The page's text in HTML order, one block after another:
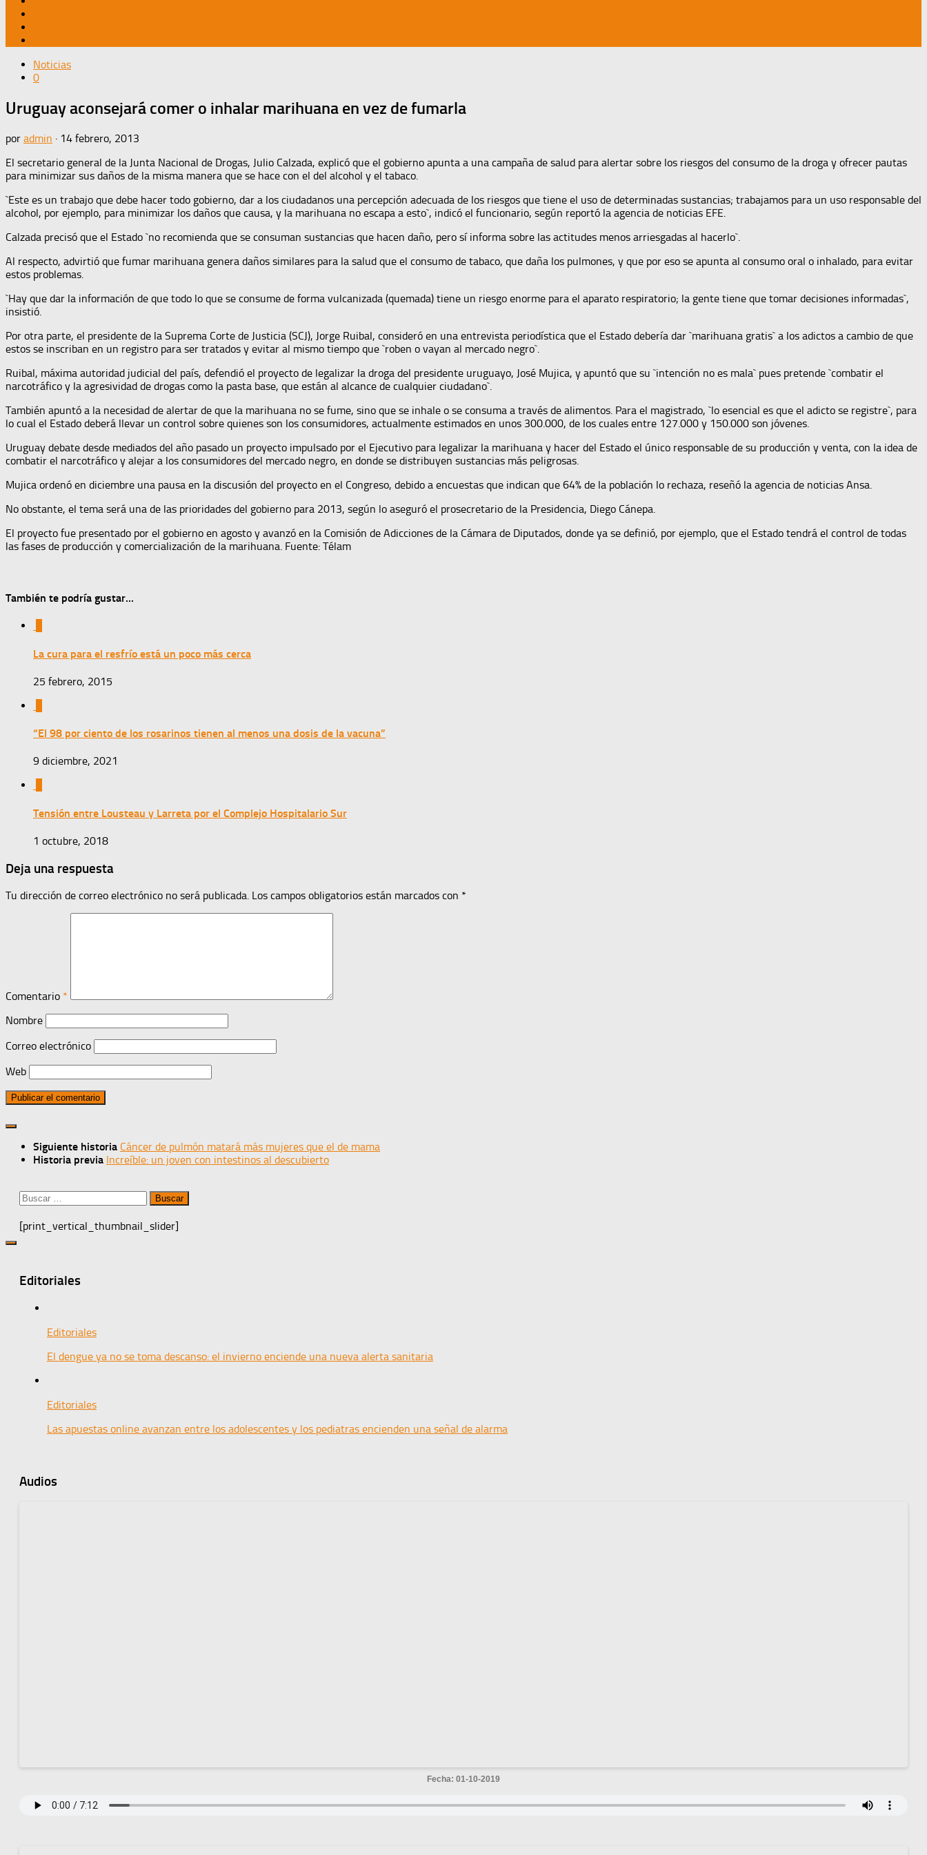
Noticias
0
Uruguay aconsejará comer o inhalar marihuana en vez de fumarla
por admin · 14 febrero, 2013
El secretario general de la Junta Nacional de Drogas, Julio Calzada, explicó que el gobierno apunta a una campaña de salud para alertar sobre los riesgos del consumo de la droga y ofrecer pautas
para minimizar sus daños de la misma manera que se hace con el del alcohol y el tabaco.
`Este es un trabajo que debe hacer todo gobierno, dar a los ciudadanos una percepción adecuada de los riesgos que tiene el uso de determinadas sustancias; trabajamos para un uso responsable del
alcohol, por ejemplo, para minimizar los daños que causa, y la marihuana no escapa a esto`, indicó el funcionario, según reportó la agencia de noticias EFE.
Calzada precisó que el Estado `no recomienda que se consuman sustancias que hacen daño, pero sí informa sobre las actitudes menos arriesgadas al hacerlo`.
Al respecto, advirtió que fumar marihuana genera daños similares para la salud que el consumo de tabaco, que daña los pulmones, y que por eso se apunta al consumo oral o inhalado, para evitar
estos problemas.
`Hay que dar la información de que todo lo que se consume de forma vulcanizada (quemada) tiene un riesgo enorme para el aparato respiratorio; la gente tiene que tomar decisiones informadas`,
insistió.
Por otra parte, el presidente de la Suprema Corte de Justicia (SCJ), Jorge Ruibal, consideró en una entrevista periodística que el Estado debería dar `marihuana gratis` a los adictos a cambio de que
estos se inscriban en un registro para ser tratados y evitar al mismo tiempo que `roben o vayan al mercado negro`.
Ruibal, máxima autoridad judicial del país, defendió el proyecto de legalizar la droga del presidente uruguayo, José Mujica, y apuntó que su `intención no es mala` pues pretende `combatir el
narcotráfico y la agresividad de drogas como la pasta base, que están al alcance de cualquier ciudadano`.
También apuntó a la necesidad de alertar de que la marihuana no se fume, sino que se inhale o se consuma a través de alimentos. Para el magistrado, `lo esencial es que el adicto se registre`, para
lo cual el Estado deberá llevar un control sobre quienes son los consumidores, actualmente estimados en unos 300.000, de los cuales entre 127.000 y 150.000 son jóvenes.
Uruguay debate desde mediados del año pasado un proyecto impulsado por el Ejecutivo para legalizar la marihuana y hacer del Estado el único responsable de su producción y venta, con la idea de
combatir el narcotráfico y alejar a los consumidores del mercado negro, en donde se distribuyen sustancias más peligrosas.
Mujica ordenó en diciembre una pausa en la discusión del proyecto en el Congreso, debido a encuestas que indican que 64% de la población lo rechaza, reseñó la agencia de noticias Ansa.
No obstante, el tema será una de las prioridades del gobierno para 2013, según lo aseguró el prosecretario de la Presidencia, Diego Cánepa.
El proyecto fue presentado por el gobierno en agosto y avanzó en la Comisión de Adicciones de la Cámara de Diputados, donde ya se definió, por ejemplo, que el Estado tendrá el control de todas
las fases de producción y comercialización de la marihuana. Fuente: Télam
También te podría gustar...
La cura para el resfrío está un poco más cerca
25 febrero, 2015
“El 98 por ciento de los rosarinos tienen al menos una dosis de la vacuna”
9 diciembre, 2021
Tensión entre Lousteau y Larreta por el Complejo Hospitalario Sur
1 octubre, 2018
Deja una respuesta
Tu dirección de correo electrónico no será publicada. Los campos obligatorios están marcados con *
Comentario *
Nombre
Correo electrónico
Web
Siguiente historia Cáncer de pulmón matará más mujeres que el de mama
Historia previa Increíble: un joven con intestinos al descubierto
Buscar:
[print_vertical_thumbnail_slider]
Editoriales
Editoriales
El dengue ya no se toma descanso: el invierno enciende una nueva alerta sanitaria
Editoriales
Las apuestas online avanzan entre los adolescentes y los pediatras encienden una señal de alarma
Audios
Fecha: 01-10-2019